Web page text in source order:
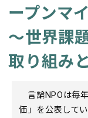
ープンマ
～世界課
取り組み
言論NPOは毎
価」を公表して